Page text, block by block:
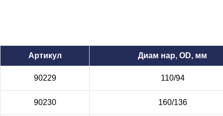
Артикул Диам нар, OD, мм
90229 110/94
90230 160/136